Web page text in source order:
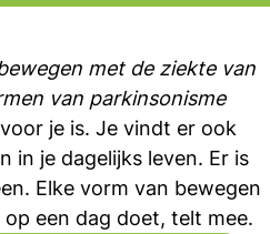
met de ziekte van
van parkinsonisme
je is. Je vindt er ook
in je dagelijks leven. Er is
Elke vorm van bewegen
een dag doet, telt mee.